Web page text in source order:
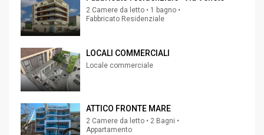
2 Camere da letto • 1 bagno •
Fabbricato Residenziale
LOCALI COMMERCIALI
Locale commerciale
ATTICO FRONTE MARE
2 Camere da letto • 2 Bagni •
Appartamento